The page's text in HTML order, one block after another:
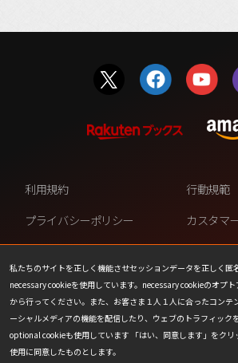
私たちのサイトを正しく機能させセッションデータを正しく匿
necessary cookieを使用しています。necessary cookieのオプ
から行ってください。また、お客さま１人１人に合ったコンテ
ーシャルメディアの機能を配信したり、ウェブのトラフィック
optional cookieも使用しています 「はい、同意します」をク
使用に同意したものとします。
利用規約
行動規範
プライバシーポリシー
カスタマ
ファンコンテンツ・ポリシー
個人情報
ない
COOKIE
プレスリ
会社情報
お問い合